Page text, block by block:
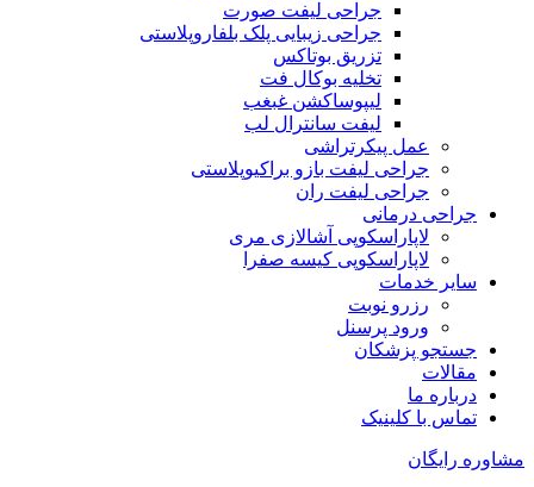
جراحی لیفت صورت
جراحی زیبایی پلک بلفاروپلاستی
تزریق بوتاکس
تخلیه بوکال فت
لیپوساکشن غبغب
لیفت سانترال لب
عمل پیکرتراشی
جراحی لیفت بازو براکیوپلاستی
جراحی لیفت ران
جراحی درمانی
لاپاراسکوپی آشالازی مری
لاپاراسکوپی کیسه صفرا
سایر خدمات
رزرو نوبت
ورود پرسنل
جستجو پزشکان
مقالات
درباره ما
تماس با کلینیک
مشاوره رایگان